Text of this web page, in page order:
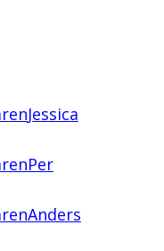
Jessica
Per
Anders